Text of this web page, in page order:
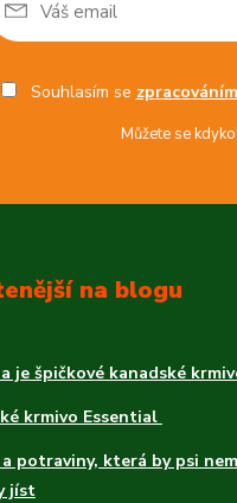
Souhlasím se
Můžete se
na blogu
je špičkové kanadské
krmivo Essential
potraviny, která by psi
jíst